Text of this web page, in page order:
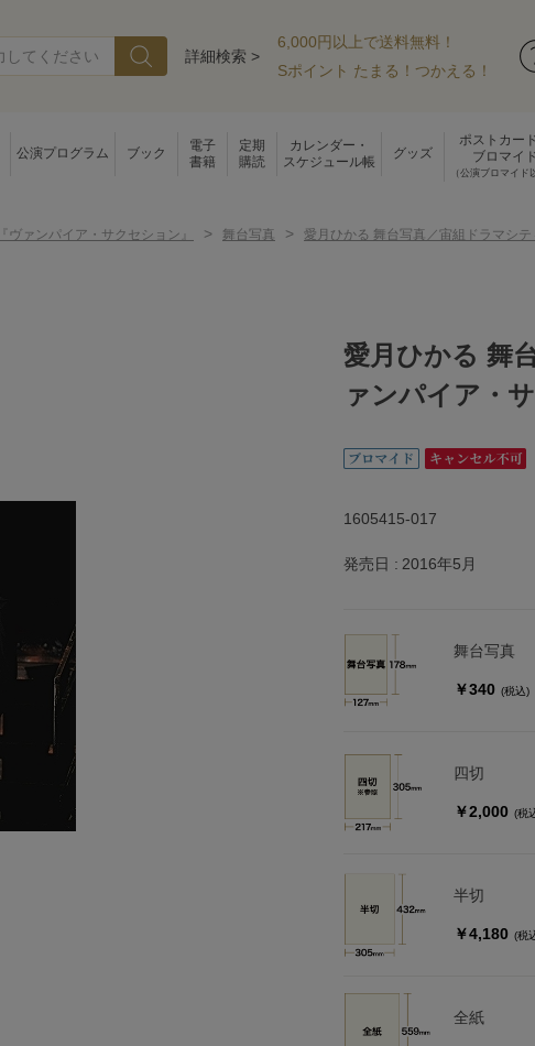
詳細検索 >
6,000円以上で送料無料！
Sポイント たまる！つかえる！
公演プログラム ブック
電子
書籍
定期
購読
カレンダー・
スケジュール帳
グッズ
ポストカー
ブロマイ
（公演ブロマイド
『ヴァンパイア・サクセション』 > 舞台写真 > 愛月ひかる 舞台写真／宙組ドラマシ
愛月ひかる 舞
ァンパイア・
1605415-017
発売日 2016年5月
舞台写真
￥340 (税込)
四切
￥2,000 (税
半切
￥4,180 (税
全紙